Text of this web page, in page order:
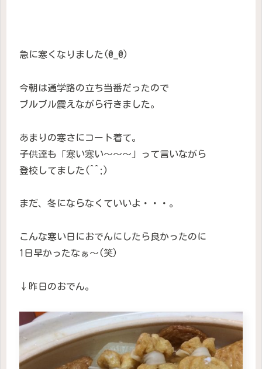
急に寒くなりました(@_@)
今朝は通学路の立ち当番だったので
ブルブル震えながら行きました。
あまりの寒さにコート着て。
子供達も「寒い寒い〜〜〜」って言いながら
登校してました(^^;)
まだ、冬にならなくていいよ・・・。
こんな寒い日におでんにしたら良かったのに
1日早かったなぁ〜(笑)
↓昨日のおでん。